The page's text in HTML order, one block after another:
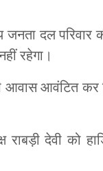
जनता दल
रहेगा।
आवास आवंटित
राबड़ी देवी को